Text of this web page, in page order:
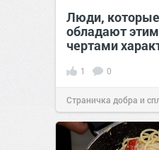
Люди,
обладают
чертами
1 0
Страничка добра и
позитива!10:3807